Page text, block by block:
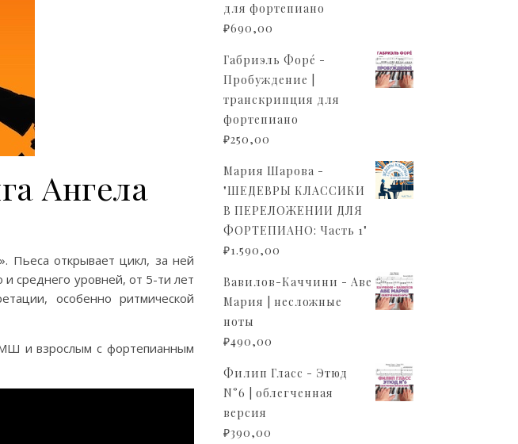
Aнгела
Пьеса открывает цикл, за ней
среднего уровней, от 5-ти лет
особенно ритмической
и взрослым с фортепианным
для фортепиано
₽690,00
Габриэль Форé -
Пробуждение |
транскрипция для
фортепиано
₽250,00
Мария Шарова -
"ШЕДЕВРЫ КЛАССИКИ
В ПЕРЕЛОЖЕНИИ ДЛЯ
ФОРТЕПИАНО: Часть 1"
₽1.590,00
Вавилов-Каччини - Аве
Мария | несложные
ноты
₽490,00
Филип Гласс - Этюд
N°6 | облегченная
версия
₽390,00